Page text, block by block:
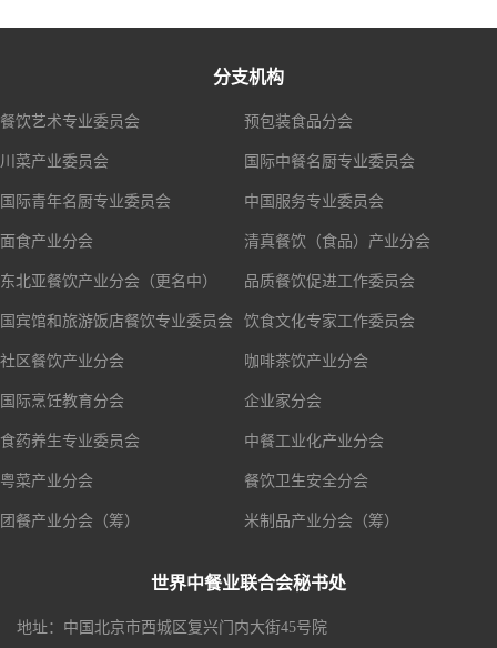
分支机构
餐饮艺术专业委员会 预包装食品分会
川菜产业委员会 国际中餐名厨专业委员会
国际青年名厨专业委员会 中国服务专业委员会
面食产业分会 清真餐饮（食品）产业分会
东北亚餐饮产业分会（更名中） 品质餐饮促进工作委员会
国宾馆和旅游饭店餐饮专业委员会 饮食文化专家工作委员会
社区餐饮产业分会 咖啡茶饮产业分会
国际烹饪教育分会 企业家分会
食药养生专业委员会 中餐工业化产业分会
粤菜产业分会 餐饮卫生安全分会
团餐产业分会（筹） 米制品产业分会（筹）
世界中餐业联合会秘书处
地址：中国北京市西城区复兴门内大街45号院